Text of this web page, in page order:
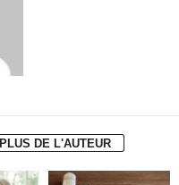
PLUS DE L'AUTEUR